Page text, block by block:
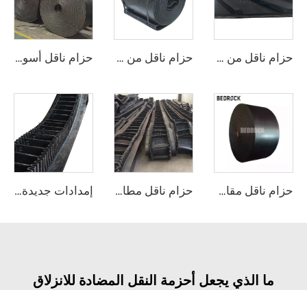
حزام ناقل من النيلون NN بمقاس مخصص، مقاوم للتآكل وبتصميم تعرجة للتعدين حزام ناقل من نوع NN عالي الجودة، حزام ناقل حسب الطلب (OEM) قابل للتخصيص حزام ناقل أسود مطاطي مقاوم للحرارة من نوع EP150 قابل للتخصيص بـ 3 طبقات أو 4 طبقات وبقوة 15 ميجا باسكال، حزام ناقل قوي جدًا لمصانع تكسير الحجارة والتعدين
حزام ناقل مقاوم للبرد، مرن عند درجات الحرارة المنخفضة، عالي التحمل للاستخدام في مجالات التعدين والتطبيقات الصناعية الخارجية حزام ناقل مطاطي ثقيل الجدار المموج لتعدين الفحم والمطاعم إمدادات جديدة لحزام ناقل مطاطي جانبي مقاوم للحرارة وقابل للتعديل في السرعة، لتفريغ المستودعات واستخدامه في المصانع التصنيعية
ما الذي يجعل أحزمة النقل المضادة للانزلاق